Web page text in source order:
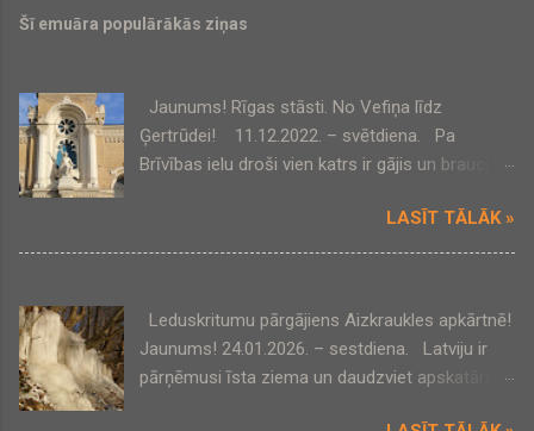
Šī emuāra populārākās ziņas
Jaunums! Rīgas stāsti. No Vefiņa līdz
Ģertrūdei! 11.12.2022. – svētdiena. Pa
Brīvības ielu droši vien katrs ir gājis un braucis,
būs jaunums daudziem! VEF šķiet pazīstams
zīmols, bet tā vēsture un dabā atrodamās
interesanta! Tikšanās vieta: pie VEF Kultūras
pils, Brīvības un Ropažu ielas stūrī, 10:00 .
Pārgājiena programmā : - Slavenā VEF
rūpnīca, tās pirmsākumi, vēsturiskās vērtības. -
LASĪT TĀLĀK »
Leduskritumu pārgājiens Aizkraukles apkārtnē!
Jaunums! 24.01.2026. – sestdiena. Latviju ir
pārņēmusi īsta ziema un daudzviet apskatāmi